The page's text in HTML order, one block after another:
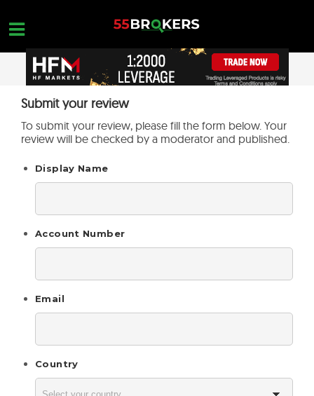
content
STARTSEITE
FOREX BROKER BEWERTUNGEN
FOREX-AUSBILDUNG
HANDELSANFRAGEN
KONTAKTIERE UNS
OPEN A FREE ACCOUNT
Nothing found...
Submit your review
To submit your review, please fill the form below. Your
review will be checked by a moderator and published.
Display Name
Account Number
Email
Country